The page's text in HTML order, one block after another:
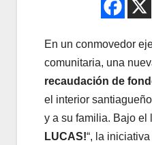
En un conmovedor
comunitaria, una
recaudación de
el interior
y a su familia. Bajo el
LUCAS!“, la